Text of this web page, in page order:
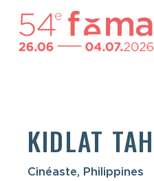
KIDLAT
Cinéaste, Philippines